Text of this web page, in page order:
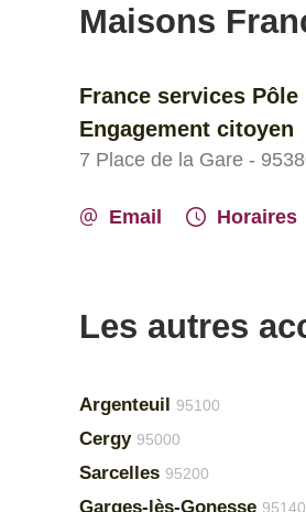
Maisons
France services
Engagement citoyen
7 Place de la Gare -
Email Horaires
Les autres
Argenteuil 95100
Cergy 95000
Sarcelles 95200
Garges-lès-Gonesse 95140